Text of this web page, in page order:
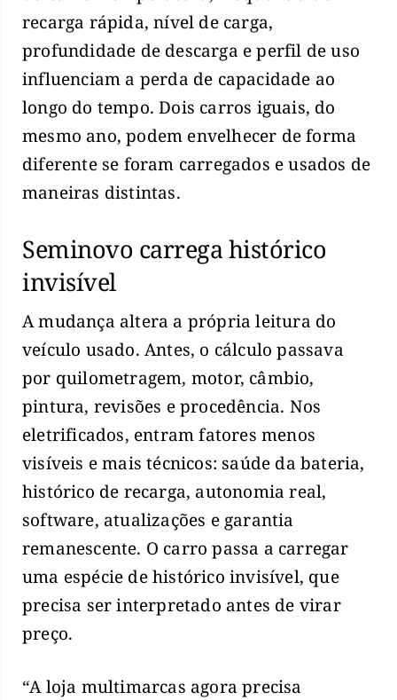
recarga rápida, nível de carga,
profundidade de descarga e perfil de uso
influenciam a perda de capacidade ao
longo do tempo. Dois carros iguais, do
mesmo ano, podem envelhecer de forma
diferente se foram carregados e usados de
maneiras distintas.
Seminovo carrega histórico
invisível
A mudança altera a própria leitura do
veículo usado. Antes, o cálculo passava
por quilometragem, motor, câmbio,
pintura, revisões e procedência. Nos
eletrificados, entram fatores menos
visíveis e mais técnicos: saúde da bateria,
histórico de recarga, autonomia real,
software, atualizações e garantia
remanescente. O carro passa a carregar
uma espécie de histórico invisível, que
precisa ser interpretado antes de virar
preço.
“A loja multimarcas agora precisa